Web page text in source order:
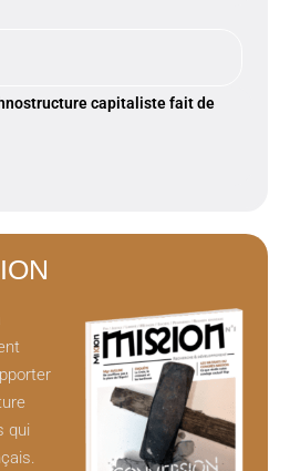
capitaliste fait de
qui